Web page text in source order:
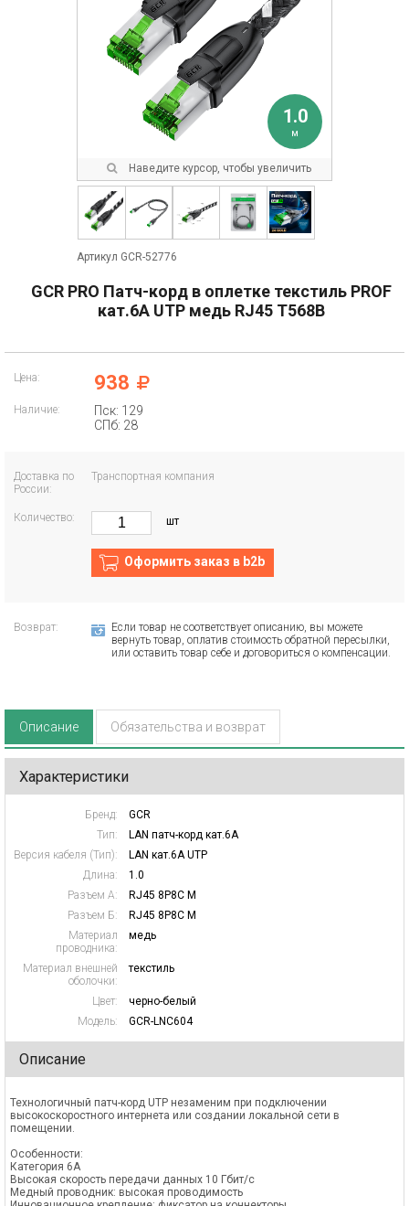
1.0
м
Наведите курсор, чтобы увеличить
Артикул GCR-52776
GCR PRO Патч-корд в оплетке текстиль PROF
кат.6А UTP медь RJ45 T568B
Цена: 938
Наличие:
Пск: 129
СПб: 28
Доставка по
России:
Транспортная компания
Количество: шт
Оформить заказ в b2b
Возврат:
Если товар не соответствует описанию, вы можете
вернуть товар, оплатив стоимость обратной пересылки,
или оставить товар себе и договориться о компенсации.
Описание Обязательства и возврат
Характеристики
Бренд:
GCR
Тип:
LAN патч-корд кат.6А
Версия кабеля (Тип):
LAN кат.6А UTP
Длина:
1.0
Разъем А:
RJ45 8P8C M
Разъем Б:
RJ45 8P8C M
Материал
проводника:
медь
Материал внешней
оболочки:
текстиль
Цвет:
черно-белый
Модель:
GCR-LNC604
Описание
Технологичный патч-корд UTP незаменим при подключении
высокоскоростного интернета или создании локальной сети в
помещении.
Особенности:
Категория 6А
Высокая скорость передачи данных 10 Гбит/с
Медный проводник: высокая проводимость